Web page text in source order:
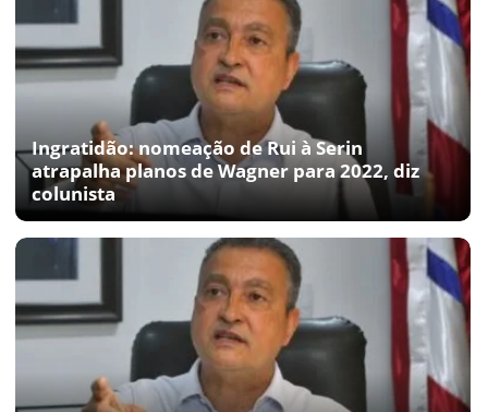
Ingratidão: nomeação de Rui à Serin
atrapalha planos de Wagner para 2022, diz
colunista